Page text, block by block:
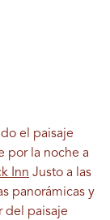
el paisaje
por la noche a
Inn Justo a las
panorámicas y
del paisaje